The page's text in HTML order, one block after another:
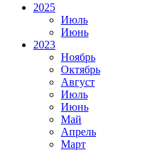
2025
Июль
Июнь
2023
Ноябрь
Октябрь
Август
Июль
Июнь
Май
Апрель
Март